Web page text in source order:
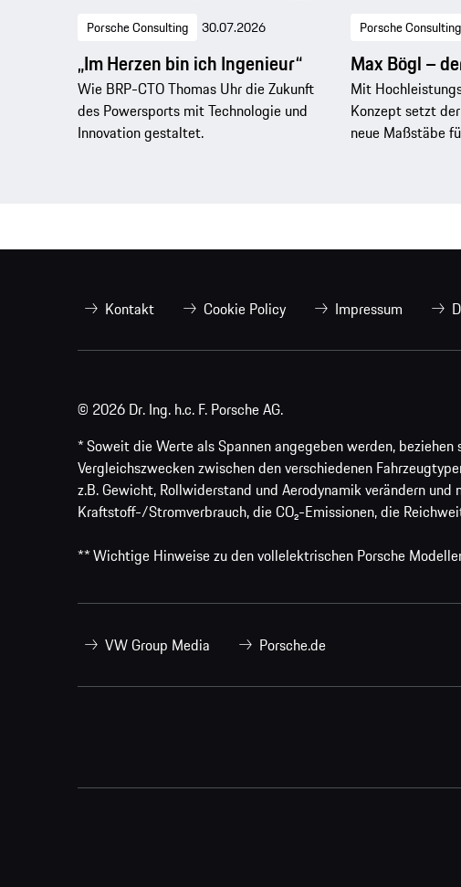
Porsche Consulting 30.07.2026
„Im Herzen bin ich Ingenieur“
Wie BRP-CTO Thomas Uhr die Zukunft
des Powersports mit Technologie und
Innovation gestaltet.
Porsche Consulting
Max Bögl –
Mit
Konzept setzt
neue Maßstäbe
Kontakt Cookie Policy Impressum
© 2026 Dr. Ing. h.c. F. Porsche AG.
* Soweit die Werte als Spannen angegeben werden,
Vergleichszwecken zwischen den verschiedenen
z.B. Gewicht, Rollwiderstand und Aerodynamik verändern
Kraftstoff-/Stromverbrauch, die CO₂-Emissionen, die
** Wichtige Hinweise zu den vollelektrischen Porsche
VW Group Media Porsche.de